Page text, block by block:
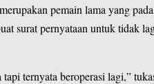
pemain lama yang
surat pernyataan untuk tidak
ternyata beroperasi lagi,”